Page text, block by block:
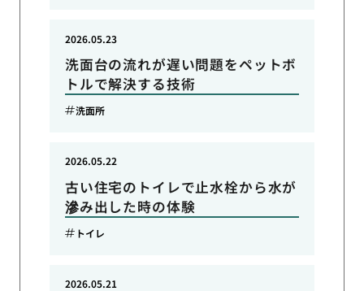
洗面台の流れが遅い問題をペットボ
トルで解決する技術
2026.05.23
洗面所
古い住宅のトイレで止水栓から水が
滲み出した時の体験
2026.05.22
トイレ
2026.05.21